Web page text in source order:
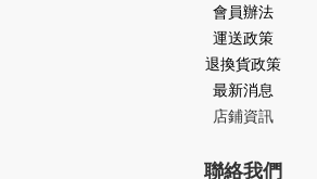
會員辦法
運送政策
退換貨政策
最新消息
店鋪資訊
聯絡我們